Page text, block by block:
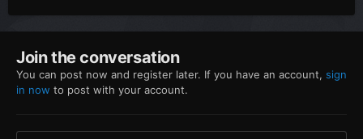
Join the conversation
You can post now and register later. If you have an account, sign
in now to post with your account.